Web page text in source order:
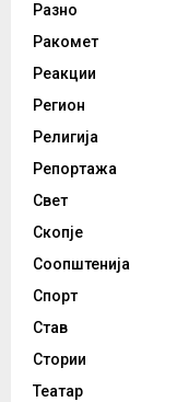
Разно
Ракомет
Реакции
Регион
Религија
Репортажа
Свет
Скопје
Соопштенија
Спорт
Став
Стории
Театар